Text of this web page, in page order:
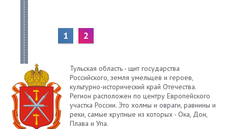
1 2
Тульская область - щит государства
Российского, земля умельцев и героев,
культурно-исторический край Отечества.
Регион расположен по центру Европейского
участка России. Это холмы и овраги, равнины и
реки, самые крупные из которых - Ока, Дон,
Плава и Упа.